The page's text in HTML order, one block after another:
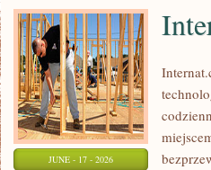
JUNE - 17 - 2026